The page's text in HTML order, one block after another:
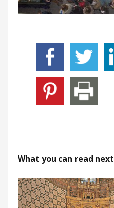
What you can read next